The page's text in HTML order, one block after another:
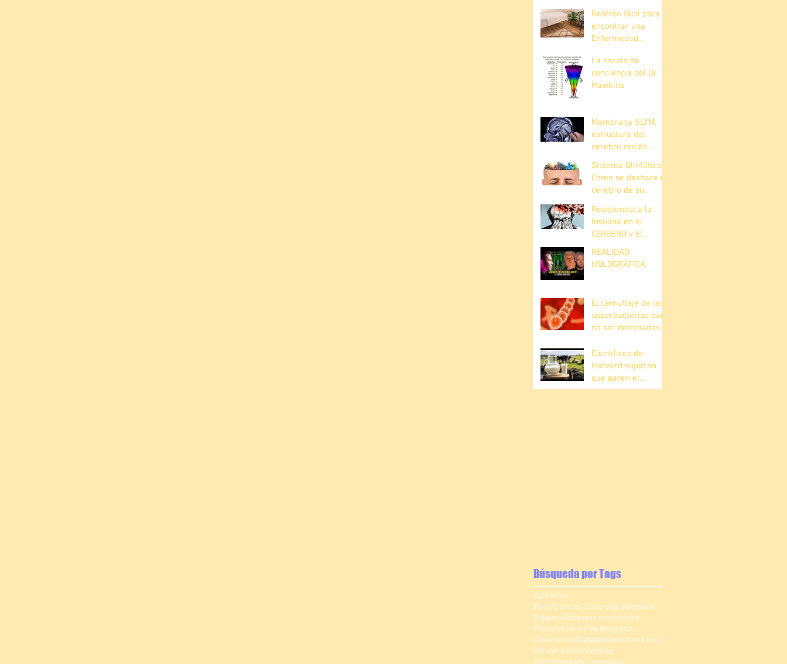
Rastreo fácil para
encontrar una
Enfermedad
La escala de
conciencia del Dr.
Hawkins
Membrana SLYM:
estructura del
cerebro recién
descubierta
Sistema Glinfático.
Cómo se deshace el
cerebro de su
Resistencia a la
Insulina en el
CEREBRO y El
Alzheimer
REALIDAD
HOLOGRÁFICA
El camuflaje de las
superbacterias para
no ser detectadas
Científicos de
Harvard suplican
que paren el
consumo de leche
Búsqueda por Tags
Alzheimer
Beneficios del Cloruro de Magnesio
BloqueosBloqueos energéticos
CerebroCloruro de Magnesio
ConscienciaDiabetesDióxido de Cloro
Dormir bienEmociones